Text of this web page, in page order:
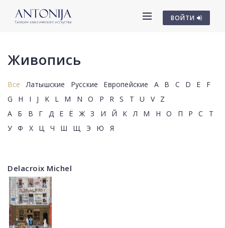
ВОЙТИ
Живопись
Все Латышские Русские Европейские A B C D E
F
G
H I J K L M N O P R S T U V
Z
А
Б В Г Д Е Ё Ж З И Й К Л М Н О П Р С
Т
У
Ф Х Ц Ч Ш Щ Э Ю Я
Delacroix Michel